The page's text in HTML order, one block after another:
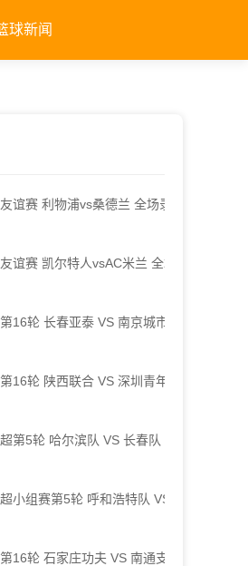
球新闻
谊赛 利物浦vs桑德兰 全场录
谊赛 凯尔特人vsAC米兰 全场
16轮 长春亚泰 VS 南京城市
16轮 陕西联合 VS 深圳青年人
第5轮 哈尔滨队 VS 长春队 全
小组赛第5轮 呼和浩特队 VS
16轮 石家庄功夫 VS 南通支云